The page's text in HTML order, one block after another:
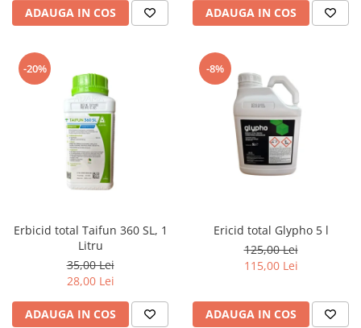
ADAUGA IN COS ADAUGA IN COS
-20%
Erbicid total Taifun 360 SL, 1
Litru
35,00 Lei
28,00 Lei
ADAUGA IN COS
-8%
Ericid total Glypho 5 l
125,00 Lei
115,00 Lei
ADAUGA IN COS